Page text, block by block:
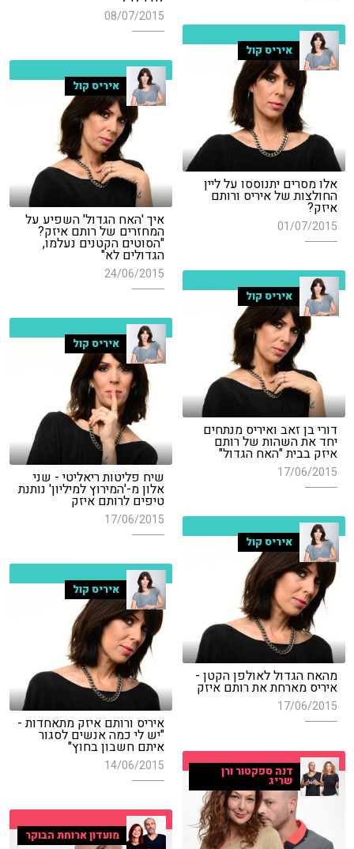
08/07/2015
איריס קול
אלו מסרים יתנוססו על ליין
החולצות של איריס ורותם
איזק?
01/07/2015
איריס קול
איך 'האח הגדול' השפיע על
המחזרים של רותם איזק?
"הסוטים הקטנים נעלמו,
הגדולים לא"
24/06/2015
איריס קול
דורי בן זאב ואיריס מנתחים
יחד את השהות של רותם
איזק בבית "האח הגדול"
17/06/2015
איריס קול
שיח פליטות ריאליטי - שני
אלון מ-'המירוץ למיליון' נותנת
טיפים לרותם איזק
17/06/2015
איריס קול
מהאח הגדול לאולפן הקטן -
איריס מארחת את רותם איזק
17/06/2015
איריס קול
איריס ורותם איזק מתאחדות -
"יש לי כמה אנשים לסגור
איתם חשבון בחוץ"
14/06/2015 דנה ספקטור ורן
שריג
מועדון ארוחת הבוקר